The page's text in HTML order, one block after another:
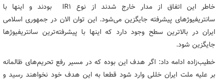
خاطر این اتفاق از مدار خارج شدند از نوع IR1 بودند و اینها با
سانتریفیوژهای پیشرفته جایگزین می‌شود. این توان الان در جمهوری اسلامی
ایران در بالاترین سطح وجود دارد که اینها با پیشرفته‌ترین سانتریفیوژها
جایگزین شود.
خطیب‌زاده ادامه داد: اگر هدف این بوده که در مسیر رفع تحریم‌های ظالمانه
بر علیه ملت ایران خللی وارد شود قطعا به این هدف خود نخواهند رسید و